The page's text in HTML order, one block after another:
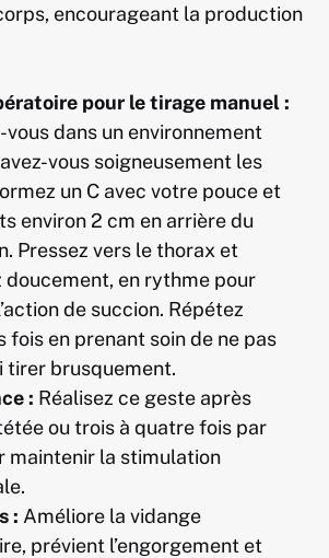
encourageant la production
pour le tirage manuel :
vous dans un environnement
vous soigneusement les
un C avec votre pouce et
environ 2 cm en arrière du
Pressez vers le thorax et
doucement, en rythme pour
de succion. Répétez
fois en prenant soin de ne pas
tirer brusquement.
: Réalisez ce geste après
ou trois à quatre fois par
maintenir la stimulation
: Améliore la vidange
prévient l’engorgement et